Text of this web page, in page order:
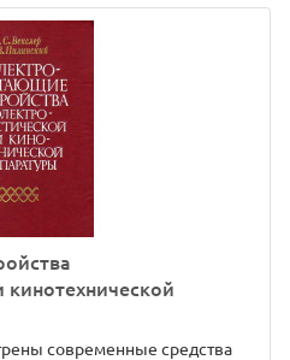
кинотехнической
современные средства